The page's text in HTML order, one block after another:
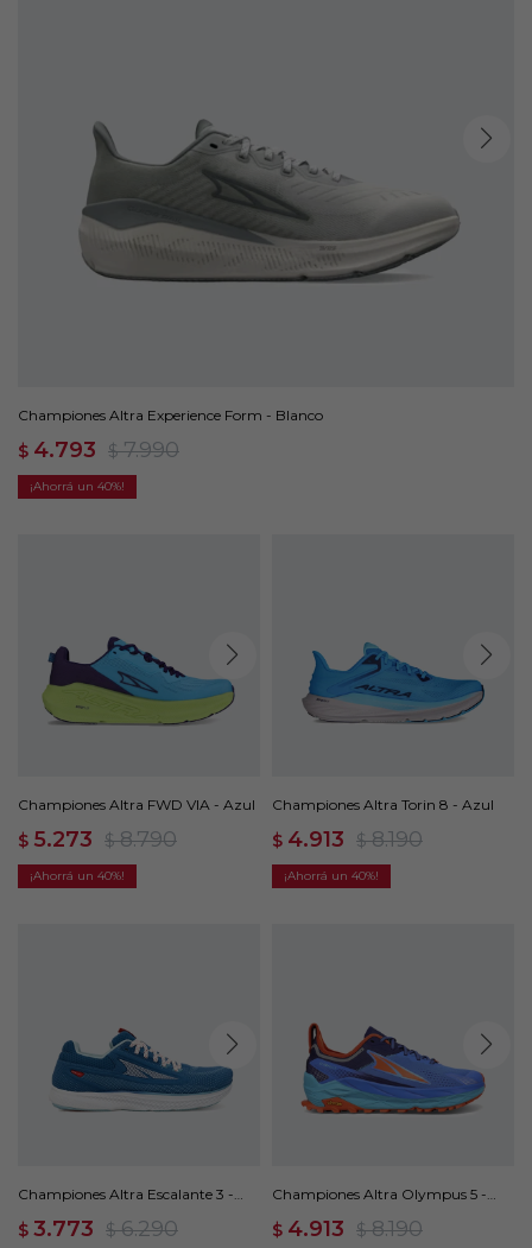
Championes Altra Experience Form - Blanco
$ 4.793 $ 7.990
40
Championes Altra FWD VIA - Azul
$ 5.273 $ 8.790
40
Championes Altra Torin 8 - Azul
$ 4.913 $ 8.190
40
Championes Altra Escalante 3 -
$ 3.773 $ 6.290
Championes Altra Olympus 5 -
$ 4.913 $ 8.190